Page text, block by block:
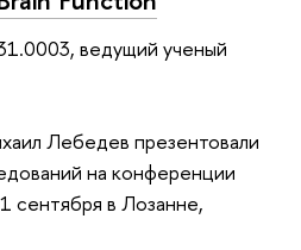
ведущий ученый
Лебедев презентовали
на конференции
сентября в Лозанне,